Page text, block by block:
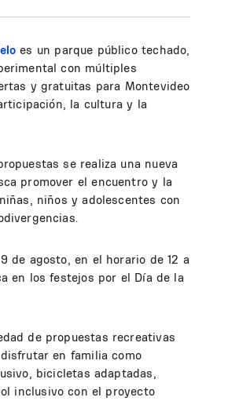
es un parque público techado,
con múltiples
y gratuitas para Montevideo
la cultura y la
se realiza una nueva
promover el encuentro y la
niños y adolescentes con
de agosto, en el horario de 12 a
en los festejos por el Día de la
de propuestas recreativas
en familia como
bicicletas adaptadas,
inclusivo con el proyecto